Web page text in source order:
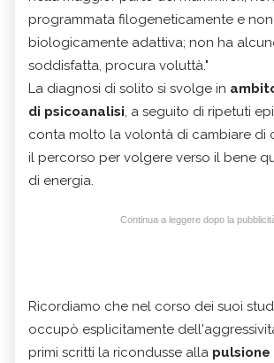
programmata filogeneticamente e
biologicamente adattiva; non ha
soddisfatta, procura voluttà."
La diagnosi di solito si svolge in
di psicoanalisi , a seguito di ripetuti
conta molto la volontà di cambiare di
il percorso per volgere verso il bene
di energia.
Continua a leggere dopo la
Ricordiamo che nel corso dei suoi
occupò esplicitamente
primi scritti la ricondusse alla pulsione